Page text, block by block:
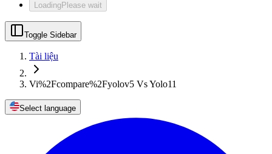
LoadingPlease wait
Toggle Sidebar
Tài liệu
Vi%2Fcompare%2Fyolov5 Vs Yolo11
Select language